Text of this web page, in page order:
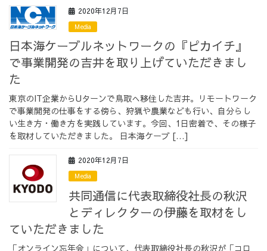
2020年12月7日
Media
日本海ケーブルネットワークの『ピカイチ』
で事業開発の吉井を取り上げていただきまし
た
東京のIT企業からUターンで鳥取へ移住した吉井。リモートワーク
で事業開発の仕事をする傍ら、狩猟や農業なども行い、自分らし
い生き方・働き方を実践しています。今回、1日密着で、その様子
を取材していただきました。 日本海ケーブ […]
2020年12月7日
Media
共同通信に代表取締役社長の秋沢
とディレクターの伊藤を取材をし
ていただきました
「オンライン忘年会」について、代表取締役社長の秋沢が「コロ